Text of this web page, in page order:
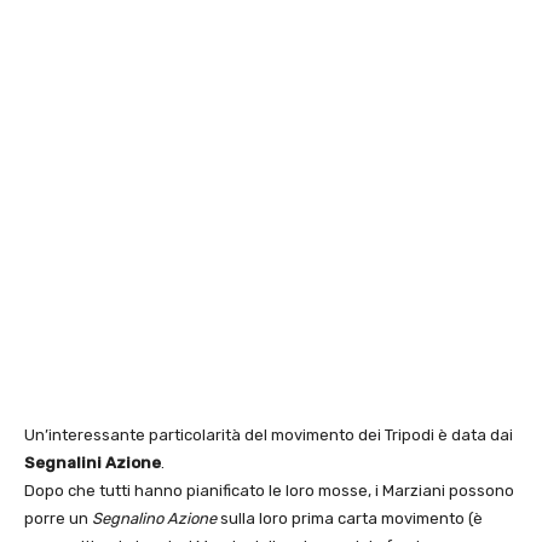
Un’interessante particolarità del movimento dei Tripodi è data dai
Segnalini Azione.
Dopo che tutti hanno pianificato le loro mosse, i Marziani possono
porre un Segnalino Azionesulla loro prima carta movimento (è